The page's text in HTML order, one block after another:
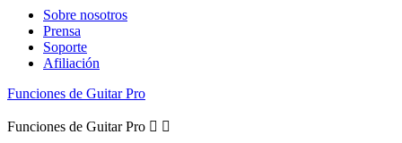
Sobre nosotros
Prensa
Soporte
Afiliación
Funciones de Guitar Pro
Funciones de Guitar Pro  